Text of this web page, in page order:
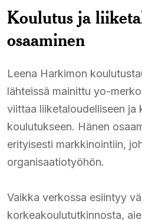
Koulutus ja
osaaminen
Leena Harkimon
lähteissä mainittu yo-
viittaa liiketaloudelliseen ja
koulutukseen. Hänen
erityisesti markkinointiin,
organisaatiotyöhön.
Vaikka verkossa esiintyy
korkeakoulututkinnosta,